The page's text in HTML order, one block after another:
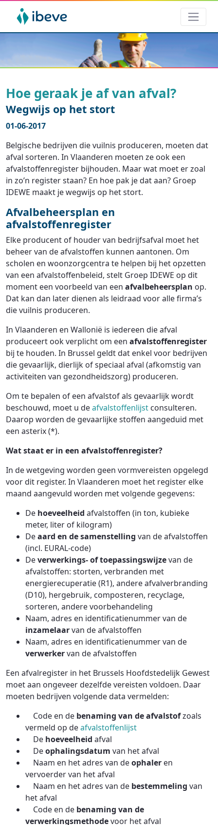
Hoe geraak je af van afval?
Wegwijs op het stort
01-06-2017
Belgische bedrijven die vuilnis produceren, moeten dat
afval sorteren. In Vlaanderen moeten ze ook een
afvalstoffenregister bijhouden. Maar wat moet er zoal
in zo’n register staan? En hoe pak je dat aan? Groep
IDEWE maakt je wegwijs op het stort.
Afvalbeheersplan en
afvalstoffenregister
Elke producent of houder van bedrijfsafval moet het
beheer van de afvalstoffen kunnen aantonen. Om
scholen en woonzorgcentra te helpen bij het opzetten
van een afvalstoffenbeleid, stelt Groep IDEWE op dit
moment een voorbeeld van een afvalbeheersplan op.
Dat kan dan later dienen als leidraad voor alle firma’s
die vuilnis produceren.
In Vlaanderen en Wallonië is iedereen die afval
produceert ook verplicht om een afvalstoffenregister
bij te houden. In Brussel geldt dat enkel voor bedrijven
die gevaarlijk, dierlijk of speciaal afval (afkomstig van
activiteiten van gezondheidszorg) produceren.
Om te bepalen of een afvalstof als gevaarlijk wordt
beschouwd, moet u deafvalstoffenlijst consulteren.
Daarop worden de gevaarlijke stoffen aangeduid met
een asterix (*).
Wat staat er in een afvalstoffenregister?
In de wetgeving worden geen vormvereisten opgelegd
voor dit register. In Vlaanderen moet het register elke
maand aangevuld worden met volgende gegevens:
De hoeveelheid afvalstoffen (in ton, kubieke
meter, liter of kilogram)
Deaard en de samenstelling van de afvalstoffen
(incl. EURAL-code)
Deverwerkings- of toepassingswijzevan de
afvalstoffen: storten, verbranden met
energierecuperatie (R1), andere afvalverbranding
(D10), hergebruik, composteren, recyclage,
sorteren, andere voorbehandeling
Naam, adres en identificatienummer van de
inzamelaarvan de afvalstoffen
Naam, adres en identificatienummer van de
verwerkervan de afvalstoffen
Een afvalregister in het Brussels Hoofdstedelijk Gewest
moet aan ongeveer dezelfde vereisten voldoen. Daar
moeten bedrijven volgende data vermelden:
Code en de benaming van de afvalstofzoals
vermeld op deafvalstoffenlijst
De hoeveelheid afval
Deophalingsdatum van het afval
Naam en het adres van deophaler en
vervoerder van het afval
Naam en het adres van de bestemmeling van
het afval
Code en de benaming van de
verwerkingsmethodevoor het afval